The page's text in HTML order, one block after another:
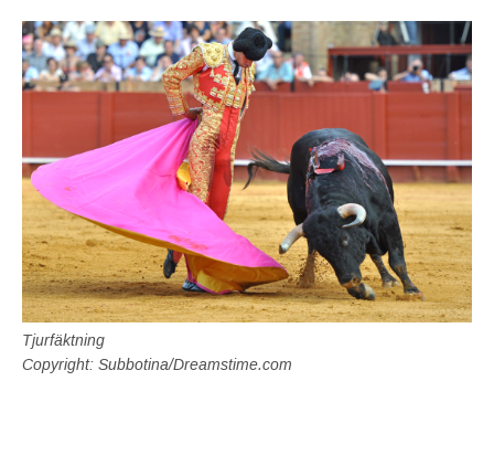
Tjurfäktning
Copyright: Subbotina/Dreamstime.com